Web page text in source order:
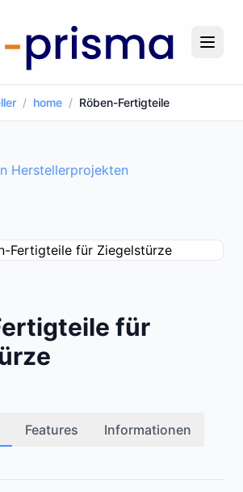
/ home / Röben-Fertigteile
Herstellerprojekten
für
Features Informationen